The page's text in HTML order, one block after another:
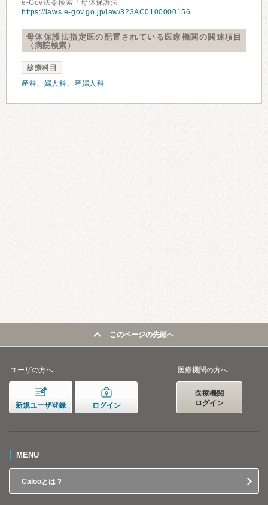
e-Gov法令検索「母体保護法」
https://laws.e-gov.go.jp/law/323AC0100000156
母体保護法指定医の配置されている医療機関の関連項目
（病院検索）
診療科目
産科、 婦人科、 産婦人科
このページの先頭へ
ユーザの方へ
新規ユーザ登録 ログイン
医療機関の方へ
医療機関
ログイン
MENU
Calooとは？